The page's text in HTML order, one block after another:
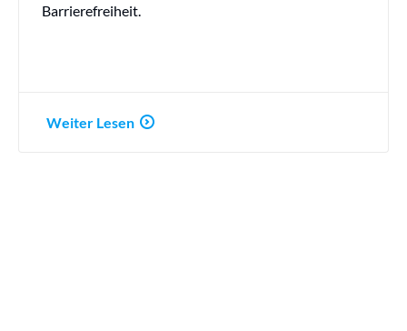
Barrierefreiheit.
Weiter Lesen